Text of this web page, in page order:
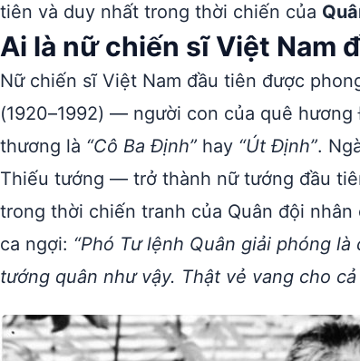
tiên và duy nhất trong thời chiến của
Ai là nữ chiến sĩ Việt Nam
Nữ chiến sĩ Việt Nam đầu tiên được
(1920–1992) — người con của quê
thương là “Cô Ba Định” hay “Út Định”.
Thiếu tướng — trở thành nữ tướng đầu
trong thời chiến tranh của Quân đội
ca ngợi: “Phó Tư lệnh Quân giải phóng
tướng quân như vậy. Thật vẻ vang cho